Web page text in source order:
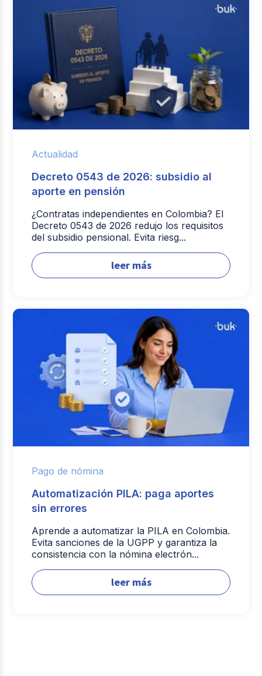
Actualidad
Decreto 0543 de 2026: subsidio al
aporte en pensión
¿Contratas independientes en Colombia? El
Decreto 0543 de 2026 redujo los requisitos
del subsidio pensional. Evita riesg...
leer más
Pago de nómina
Automatización PILA: paga aportes
sin errores
Aprende a automatizar la PILA en Colombia.
Evita sanciones de la UGPP y garantiza la
consistencia con la nómina electrón...
leer más